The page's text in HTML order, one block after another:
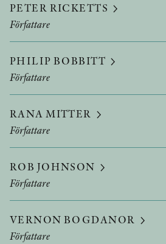
PETER RICKETTS
Författare
PHILIP BOBBITT
Författare
RANA MITTER
Författare
ROB JOHNSON
Författare
VERNON BOGDANOR
Författare